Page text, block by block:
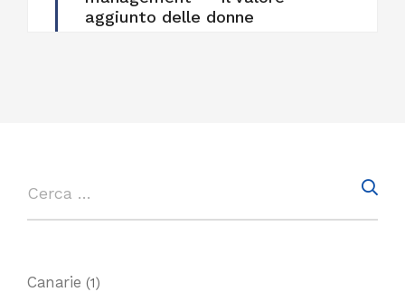
aggiunto delle donne
Canarie (1)